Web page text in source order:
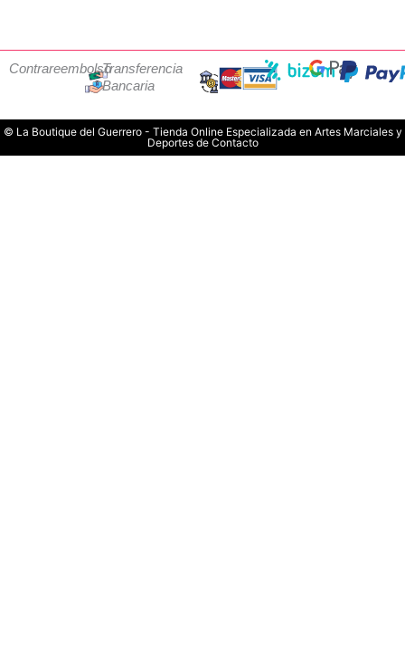
ContrareembolsoTransferencia
Bancaria
© La Boutique del Guerrero - Tienda Online Especializada en Artes Marciales y
Deportes de Contacto